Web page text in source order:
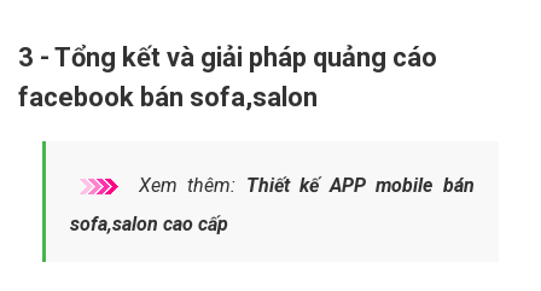
3 - Tổng kết và giải pháp quảng cáo
facebook bán sofa,salon
Xem thêm: Thiết kế APP mobile bán
sofa,salon cao cấp